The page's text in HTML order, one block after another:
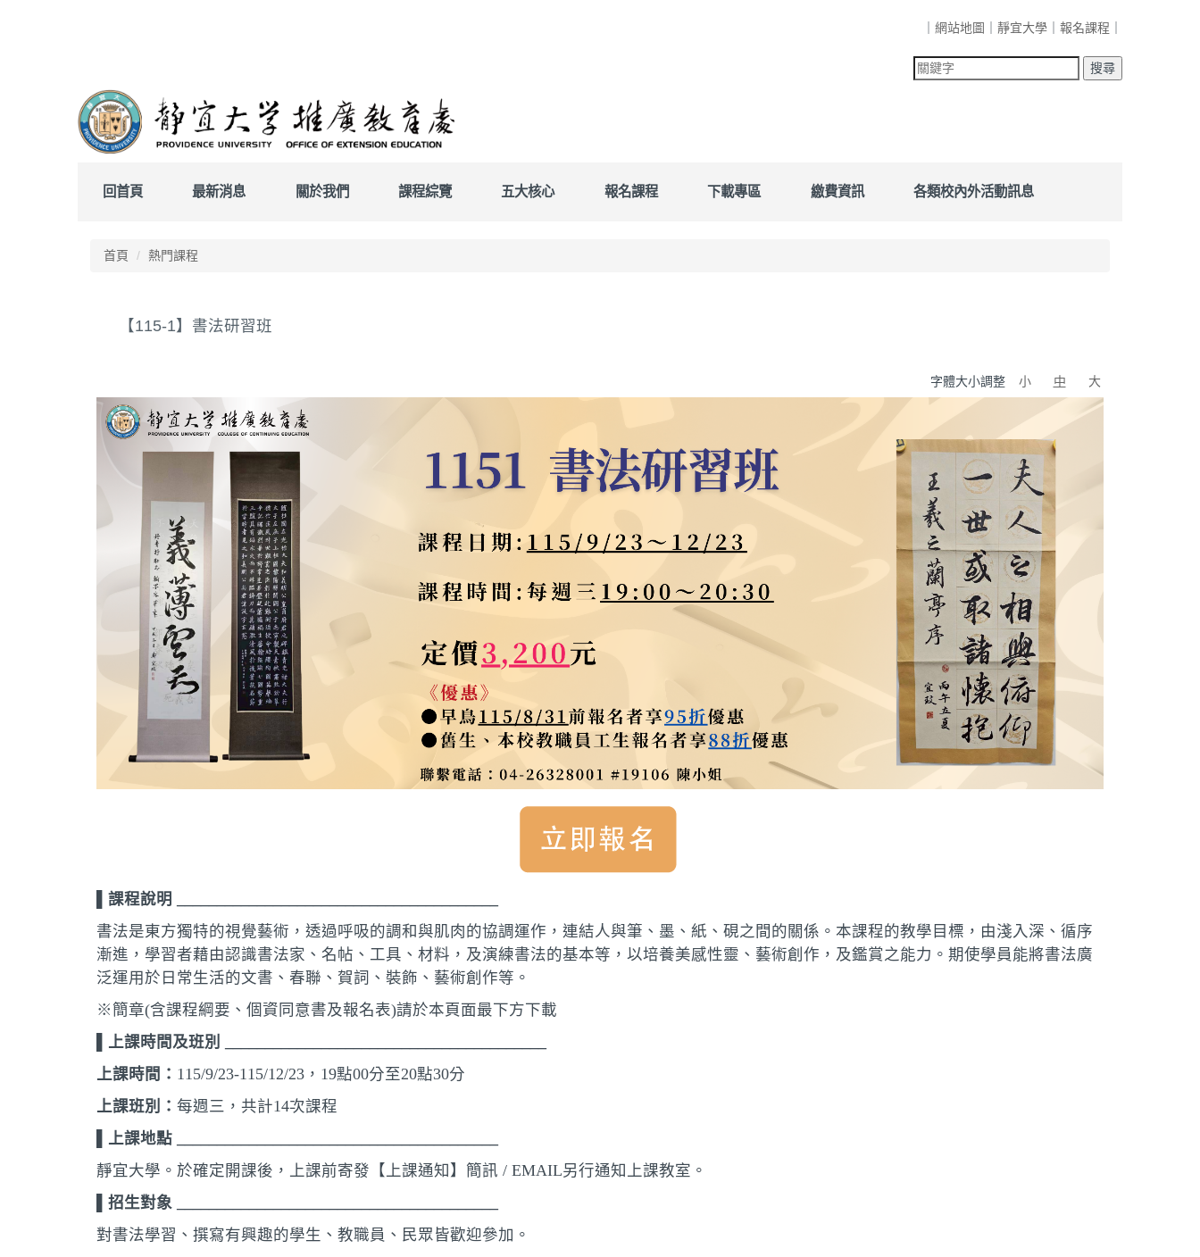
網站地圖 靜宜大學 報名課程
回首頁 最新消息 關於我們 課程綜覽 五大核心 報名課程 下載專區 繳費資訊 各類校內外活動訊息
首頁 熱門課程
【115-1】書法研習班
字體大小調整 小 中 大
▌課程說明 ________________________________________
書法是東方獨特的視覺藝術，透過呼吸的調和與肌肉的協調運作，連結人與筆、墨、紙、硯之間的關係。本課程的教學目標，由淺入深、循序
漸進，學習者藉由認識書法家、名帖、工具、材料，及演練書法的基本等，以培養美感性靈、藝術創作，及鑑賞之能力。期使學員能將書法廣
泛運用於日常生活的文書、春聯、賀詞、裝飾、藝術創作等。
※簡章(含課程綱要、個資同意書及報名表)請於本頁面最下方下載
▌上課時間及班別 ________________________________________
上課時間： 115/9/23-115/12/23，19點00分至20點30分
上課班別： 每週三，共計14次課程
▌上課地點 ________________________________________
靜宜大學。 於確定開課後，上課前寄發【上課通知】簡訊 / EMAIL另行通知上課教室。
▌招生對象 ________________________________________
對書法學習、撰寫有興趣的學生、教職員、民眾皆歡迎參加。